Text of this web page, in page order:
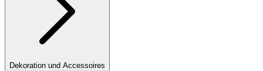
Dekoration und Accessoires